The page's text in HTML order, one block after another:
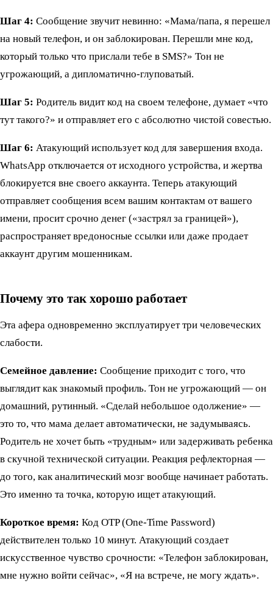
Шаг 4: Сообщение звучит невинно: «Мама/папа, я перешел
на новый телефон, и он заблокирован. Перешли мне код,
который только что прислали тебе в SMS?» Тон не
угрожающий, а дипломатично-глуповатый.
Шаг 5: Родитель видит код на своем телефоне, думает «что
тут такого?» и отправляет его с абсолютно чистой совестью.
Шаг 6: Атакующий использует код для завершения входа.
WhatsApp отключается от исходного устройства, и жертва
блокируется вне своего аккаунта. Теперь атакующий
отправляет сообщения всем вашим контактам от вашего
имени, просит срочно денег («застрял за границей»),
распространяет вредоносные ссылки или даже продает
аккаунт другим мошенникам.
Почему это так хорошо работает
Эта афера одновременно эксплуатирует три человеческих
слабости.
Семейное давление: Сообщение приходит с того, что
выглядит как знакомый профиль. Тон не угрожающий — он
домашний, рутинный. «Сделай небольшое одолжение» —
это то, что мама делает автоматически, не задумываясь.
Родитель не хочет быть «трудным» или задерживать ребенка
в скучной технической ситуации. Реакция рефлекторная —
до того, как аналитический мозг вообще начинает работать.
Это именно та точка, которую ищет атакующий.
Короткое время: Код OTP (One-Time Password)
действителен только 10 минут. Атакующий создает
искусственное чувство срочности: «Телефон заблокирован,
мне нужно войти сейчас», «Я на встрече, не могу ждать».